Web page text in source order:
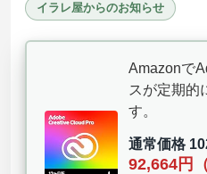
イラレ屋からのお知らせ
Amazonで
スが定期的
す。
通常価格
92,664円